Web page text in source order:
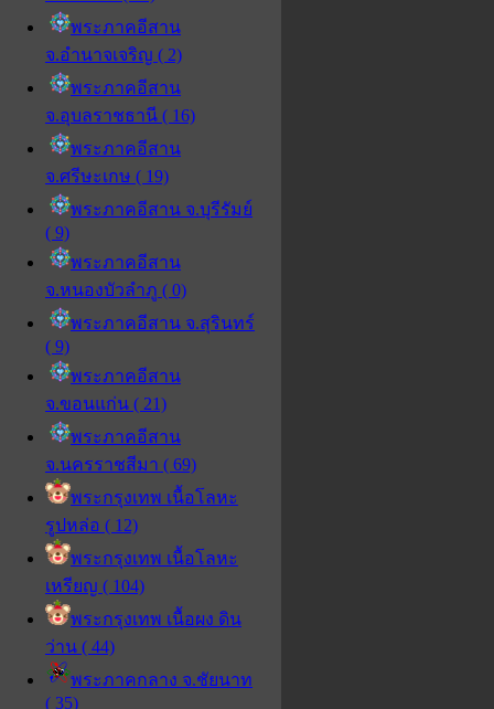
พระภาคอีสาน
จ.อำนาจเจริญ ( 2)
พระภาคอีสาน
จ.อุบลราชธานี ( 16)
พระภาคอีสาน
จ.ศรีษะเกษ ( 19)
พระภาคอีสาน จ.บุรีรัมย์
( 9)
พระภาคอีสาน
จ.หนองบัวลำภู ( 0)
พระภาคอีสาน จ.สุรินทร์
( 9)
พระภาคอีสาน
จ.ขอนแก่น ( 21)
พระภาคอีสาน
จ.นครราชสีมา ( 69)
พระกรุงเทพ เนื้อโลหะ
รูปหล่อ ( 12)
พระกรุงเทพ เนื้อโลหะ
เหรียญ ( 104)
พระกรุงเทพ เนื้อผง ดิน
ว่าน ( 44)
พระภาคกลาง จ.ชัยนาท
( 35)